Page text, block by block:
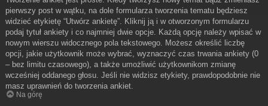
pierwszy post w wątku, na dole formularza tworzenia tematu będziesz
widzieć etykietę “Utwórz ankietę”. Kliknij ją i w otworzonym formularzu
podaj tytuł ankiety i co najmniej dwie opcje. Każdą opcję należy wpisać w
nowym wierszu widocznego pola tekstowego. Możesz określić liczbę
opcji, jakie użytkownik może wybrać, wyznaczyć czas trwania ankiety (0
– bez limitu czasowego), a także umożliwić użytkownikom zmianę
wcześniej oddanego głosu. Jeśli nie widzisz etykiety, prawdopodobnie nie
masz uprawnień do tworzenia ankiet.
Na górę